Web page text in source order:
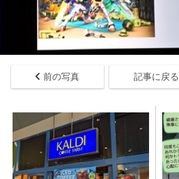
前の写真 記事に戻る